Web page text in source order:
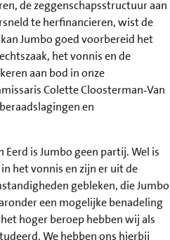
de zeggenschapsstructuur aan
te herfinancieren, wist de
Jumbo goed voorbereid het
het vonnis en de
aan bod in onze
Colette Cloosterman‑Van
en
is Jumbo geen partij. Wel is
het vonnis en zijn er uit de
gebleken, die Jumbo
een mogelijke benadeling
hoger beroep hebben wij als
We hebben ons hierbij